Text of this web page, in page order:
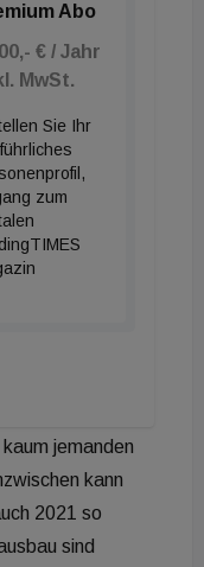
zeigen,
wenig
so
Prozent
die ist bislang
jemanden
kann
2021 so
sind
Abo
€ / Jahr
MwSt.
Sie Ihr
zum